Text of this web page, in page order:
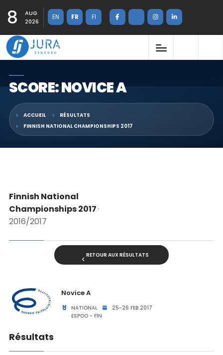
8
AUG
2026
EN FR FI
SCORE: NOVICE A
ACCUEIL
RÉSULTATS
FINNISH NATIONAL CHAMPIONSHIPS 2017
Finnish National
Championships 2017·
2016/2017
RETOUR AUX RÉSULTATS
Novice A
NATIONAL
25-26 FEB 2017
ESPOO - FIN
Résultats